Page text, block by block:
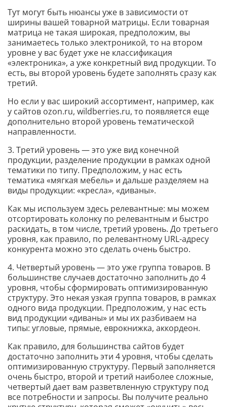
Тут могут быть нюансы уже в зависимости от
ширины вашей товарной матрицы. Если товарная
матрица не такая широкая, предположим, вы
занимаетесь только электроникой, то на втором
уровне у вас будет уже не классификация
«электроника», а уже конкретный вид продукции. То
есть, вы второй уровень будете заполнять сразу как
третий.
Но если у вас широкий ассортимент, например, как
у сайтов ozon.ru, wildberries.ru, то появляется еще
дополнительно второй уровень тематической
направленности.
3. Третий уровень — это уже вид конечной
продукции, разделение продукции в рамках одной
тематики по типу. Предположим, у нас есть
тематика «мягкая мебель» и дальше разделяем на
виды продукции: «кресла», «диваны».
Как мы используем здесь релевантные: мы можем
отсортировать колонку по релевантным и быстро
раскидать, в том числе, третий уровень. До третьего
уровня, как правило, по релевантному URL-адресу
конкурента можно это сделать очень быстро.
4. Четвертый уровень — это уже группа товаров. В
большинстве случаев достаточно заполнить до 4
уровня, чтобы сформировать оптимизированную
структуру. Это некая узкая группа товаров, в рамках
одного вида продукции. Предположим, у нас есть
вид продукции «диваны» и мы их разбиваем на
типы: угловые, прямые, еврокнижка, аккордеон.
Как правило, для большинства сайтов будет
достаточно заполнить эти 4 уровня, чтобы сделать
оптимизированную структуру. Первый заполняется
очень быстро, второй и третий наиболее сложные,
четвертый дает вам разветвленную структуру под
все потребности и запросы. Вы получите реально